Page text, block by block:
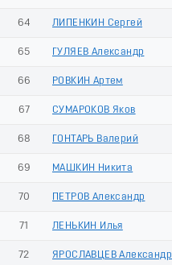
64 ЛИПЕНКИН Сергей
65 ГУЛЯЕВ Александр
66 РОВКИН Артем
67 СУМАРОКОВ Яков
68 ГОНТАРЬ Валерий
69 МАШКИН Никита
70 ПЕТРОВ Александр
71 ЛЕНЬКИН Илья
72 ЯРОСЛАВЦЕВ Александр